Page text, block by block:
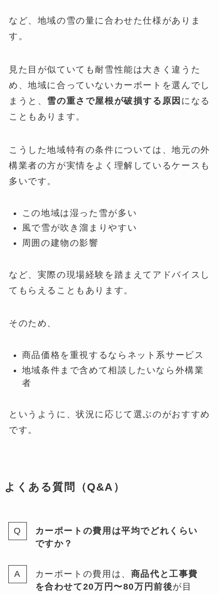
など、地域の雪の量に合わせた仕様がありま
す。
見た目が似ていても耐雪性能は大きく違うた
め、地域に合っていないカーポートを選んでし
まうと、 雪の重さで屋根が破損する原因 になる
こともあります。
こうした地域特有の条件については、地元の外
構業者の方が実情をよく理解しているケースも
多いです。
この地域は湿った雪が多い
風で雪が吹き溜まりやすい
周囲の建物の影響
など、実際の現場経験を踏まえてアドバイスし
てもらえることもあります。
そのため、
商品価格を重視するならネット系サービス
地域条件まで含めて相談したいなら外構業
者
というように、状況に応じて選ぶのがおすすめ
です。
よくある質問（Q&A）
カーポートの費用は平均でどれくらい
ですか？
カーポートの費用は、 商品代と工事費
を合わせて20万円〜80万円前後が目